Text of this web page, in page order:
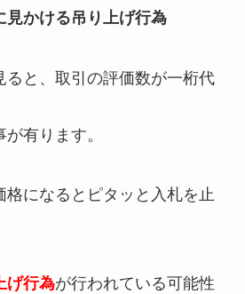
見かける吊り上げ行為
ると、取引の評価数が一桁代
有ります。
格になるとピタッと入札を止
げ行為が行われている可能性